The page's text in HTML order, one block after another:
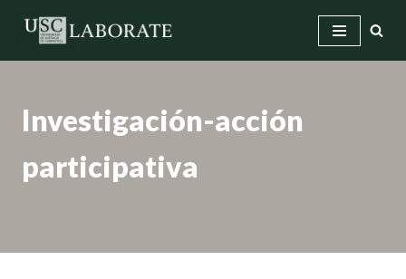
Saltar
Investigación-acción
participativa